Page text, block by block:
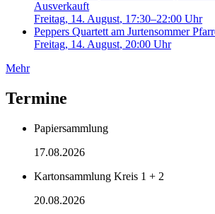
Ausverkauft
Freitag, 14. August, 17:30–22:00 Uhr
Peppers Quartett am Jurtensommer
Freitag, 14. August, 20:00 Uhr
Mehr
Termine
Papiersammlung
17.08.2026
Kartonsammlung Kreis 1 + 2
20.08.2026